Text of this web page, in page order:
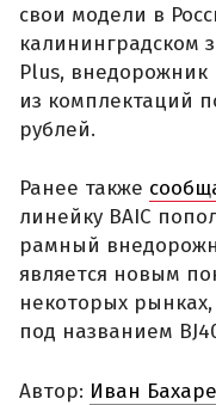
свои модели в
калининградском
Plus, внедорожник
из комплектаций
рублей.
Ранее также
линейку BAIC
рамный
является новым
некоторых
под названием
Автор: Иван